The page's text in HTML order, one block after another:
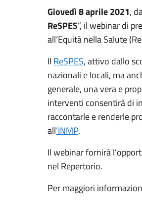
Giovedì 8 aprile 2021,
ReSPES”, il webinar di
all’Equità nella Salute
Il ReSPES, attivo dallo
nazionali e locali, ma
generale, una vera e
interventi consentirà di
raccontarle e renderle
all’INMP.
Il webinar fornirà
nel Repertorio.
Per maggiori